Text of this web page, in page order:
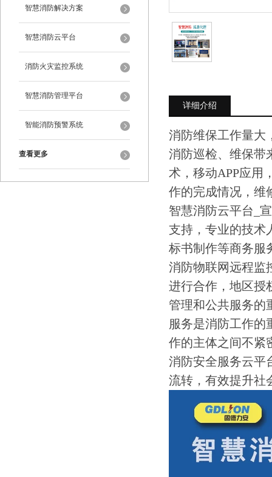
智慧消防解决方案
智慧消防云平台
消防火灾监控系统
智慧消防管理平台
智能消防预警系统
查看更多
详细介绍
消防维保工作量大
消防巡检、维保带
术，移动APP应用
作的完成情况，维
智慧消防云平台_
支持，专业的技术
标书制作等商务服
消防物联网远程监
进行合作，地区授
管理和公共服务的
服务是消防工作的
作的主体之间不紧
消防安全服务云平
流转，有效提升社